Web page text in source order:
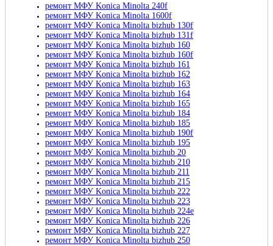
ремонт МФУ Konica Minolta 240f
ремонт МФУ Konica Minolta 1600f
ремонт МФУ Konica Minolta bizhub 130f
ремонт МФУ Konica Minolta bizhub 131f
ремонт МФУ Konica Minolta bizhub 160
ремонт МФУ Konica Minolta bizhub 160f
ремонт МФУ Konica Minolta bizhub 161
ремонт МФУ Konica Minolta bizhub 162
ремонт МФУ Konica Minolta bizhub 163
ремонт МФУ Konica Minolta bizhub 164
ремонт МФУ Konica Minolta bizhub 165
ремонт МФУ Konica Minolta bizhub 184
ремонт МФУ Konica Minolta bizhub 185
ремонт МФУ Konica Minolta bizhub 190f
ремонт МФУ Konica Minolta bizhub 195
ремонт МФУ Konica Minolta bizhub 20
ремонт МФУ Konica Minolta bizhub 210
ремонт МФУ Konica Minolta bizhub 211
ремонт МФУ Konica Minolta bizhub 215
ремонт МФУ Konica Minolta bizhub 222
ремонт МФУ Konica Minolta bizhub 223
ремонт МФУ Konica Minolta bizhub 224e
ремонт МФУ Konica Minolta bizhub 226
ремонт МФУ Konica Minolta bizhub 227
ремонт МФУ Konica Minolta bizhub 250